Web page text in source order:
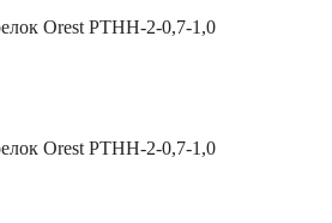
Orest РТНН-2-0,7-1,0
Orest РТНН-2-0,7-1,0